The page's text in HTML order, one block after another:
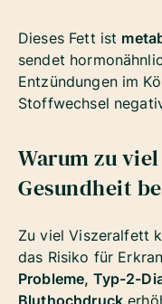
Dieses Fett ist
sendet
Entzündungen im
Stoffwechsel
Warum zu
Gesundheit
Zu viel Viszeralfett
das Risiko für
Probleme, Typ-2-